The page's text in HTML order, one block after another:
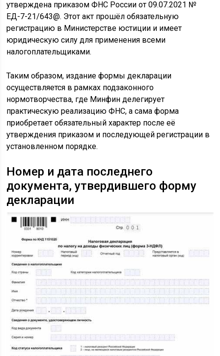
утверждена приказом ФНС России от 09.07.2021 №
ЕД-7-21/643@. Этот акт прошёл обязательную
регистрацию в Министерстве юстиции и имеет
юридическую силу для применения всеми
налогоплательщиками.
Таким образом, издание формы декларации
осуществляется в рамках подзаконного
нормотворчества, где Минфин делегирует
практическую реализацию ФНС, а сама форма
приобретает обязательный характер после её
утверждения приказом и последующей регистрации в
установленном порядке.
Номер и дата последнего
документа, утвердившего форму
декларации